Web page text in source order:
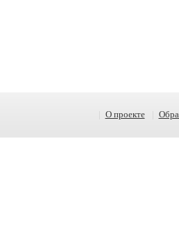
О проекте